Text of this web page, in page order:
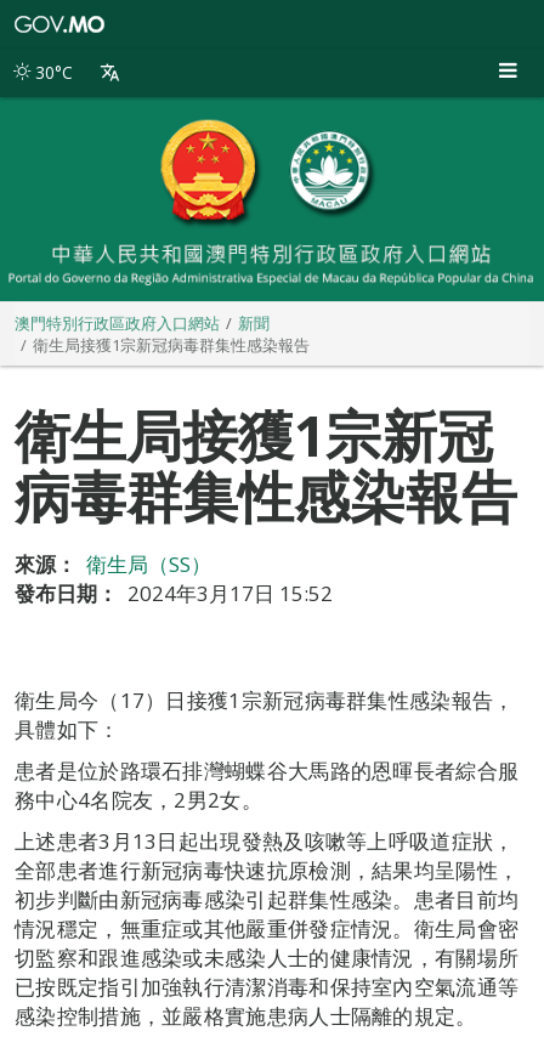
別
30°C
澳門特別行政區政府入口網站
新聞
衛生局接獲1宗新冠病毒群集性感染報告
衛生局接獲1宗新冠
病毒群集性感染報告
來源：
衛生局（SS）
發布日期：
2024年3月17日 15:52
衛生局今（17）日接獲1宗新冠病毒群集性感染報告，
具體如下：
患者是位於路環石排灣蝴蝶谷大馬路的恩暉長者綜合服
務中心4名院友，2男2女。
上述患者3月13日起出現發熱及咳嗽等上呼吸道症狀，
全部患者進行新冠病毒快速抗原檢測，結果均呈陽性，
初步判斷由新冠病毒感染引起群集性感染。患者目前均
情況穩定，無重症或其他嚴重併發症情況。衛生局會密
切監察和跟進感染或未感染人士的健康情況，有關場所
已按既定指引加強執行清潔消毒和保持室內空氣流通等
感染控制措施，並嚴格實施患病人士隔離的規定。